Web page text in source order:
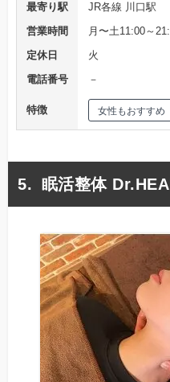
最寄り駅
JR各線 川口駅
営業時間
月〜土11:00～
定休日
火
電話番号
－
特徴 女性もおすすめ
眠活整体